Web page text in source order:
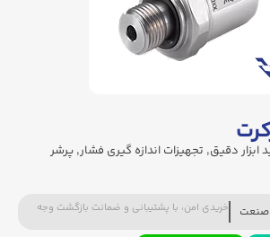
ابزار دقیق, تجهیزات اندازه گیری فشار, پرشر
صنعت خریدی امن، با پشتیبانی و ضمانت بازگشت وجه